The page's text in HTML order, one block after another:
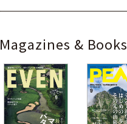
Magazines & Books